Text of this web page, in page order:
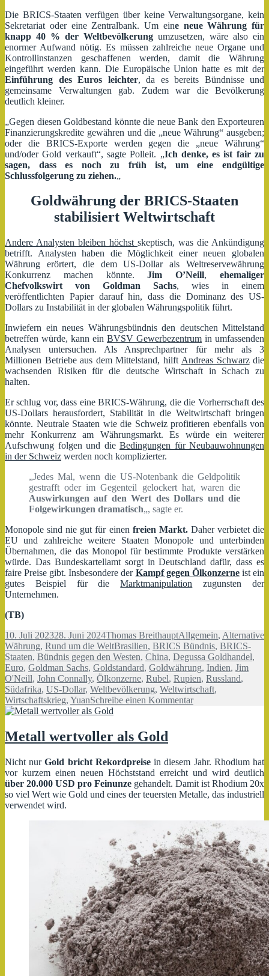
Die BRICS-Staaten verfügen über keine Verwaltungsorgane, kein
Sekretariat oder eine Zentralbank. Um eine neue Währung für
knapp 40 % der Weltbevölkerung umzusetzen, wäre also ein
enormer Aufwand nötig. Es müssen zahlreiche neue Organe und
Kontrollinstanzen geschaffenen werden, damit die Währung
eingeführt werden kann. Die Europäische Union hatte es mit der
Einführung des Euros leichter, da es bereits Bündnisse und
gemeinsame Verwaltungen gab. Zudem war die Bevölkerung
deutlich kleiner.
„Gegen diesen Goldbestand könnte die neue Bank den Exporteuren
Finanzierungskredite gewähren und die „neue Währung“ ausgeben;
oder die BRICS-Exporte werden gegen die „neue Währung“
und/oder Gold verkauft“, sagte Polleit. „Ich denke, es ist fair zu
sagen, dass es noch zu früh ist, um eine endgültige
Schlussfolgerung zu ziehen.„
Goldwährung der BRICS-Staaten
stabilisiert Weltwirtschaft
Andere Analysten bleiben höchst skeptisch, was die Ankündigung
betrifft. Analysten haben die Möglichkeit einer neuen globalen
Währung erörtert, die dem US-Dollar als Weltreservewährung
Konkurrenz machen könnte. Jim O’Neill,ehemaliger
Chefvolkswirt von Goldman Sachs, wies in einem
veröffentlichten Papier darauf hin, dass die Dominanz des US-
Dollars zu Instabilität in der globalen Währungspolitik führt.
Inwiefern ein neues Währungsbündnis den deutschen Mittelstand
betreffen würde, kann ein BVSV Gewerbezentrum in umfassenden
Analysen untersuchen. Als Ansprechpartner für mehr als 3
Millionen Betriebe aus dem Mittelstand, hilft Andreas Schwarzdie
wachsenden Risiken für die deutsche Wirtschaft in Schach zu
halten.
Er schlug vor, dass eine BRICS-Währung, die die Vorherrschaft des
US-Dollars herausfordert, Stabilität in die Weltwirtschaft bringen
könnte. Neutrale Staaten wie die Schweiz profitieren ebenfalls von
mehr Konkurrenz am Währungsmarkt. Es würde ein weiterer
Aufschwung folgen und die Bedingungen für Neubauwohnungen
in der Schweiz werden noch komplizierter.
„Jedes Mal, wenn die US-Notenbank die Geldpolitik
gestrafft oder im Gegenteil gelockert hat, waren die
Auswirkungen auf den Wert des Dollars und die
Folgewirkungen dramatisch„, sagte er.
Monopole sind nie gut für einen freien Markt.Daher verbietet die
EU und zahlreiche weitere Staaten Monopole und unterbinden
Übernahmen, die das Monopol für bestimmte Produkte verstärken
würde. Das Bundeskartellamt sorgt in Deutschland dafür, dass es
faire Preise gibt. Insbesondere der Kampf gegen Ölkonzerneist ein
gutes Beispiel für dieMarktmanipulation zugunsten der
Unternehmen.
(TB)
Veröffentlicht
am
10. Juli 202328. Juni 2024Autor
Thomas BreithauptKategorien
Allgemein, Alternative
Währung, Rund um die WeltSchlagwörter
Brasilien, BRICS Bündnis, BRICS-
Staaten, Bündnis gegen den Westen, China, Degussa Goldhandel,
Euro, Goldman Sachs, Goldstandard, Goldwährung, Indien, Jim
O'Neill, John Connally, Ölkonzerne, Rubel, Rupien, Russland,
Südafrika, US-Dollar, Weltbevölkerung, Weltwirtschaft,
Wirtschaftskrieg, YuanSchreibe einen Kommentarzu
BRICS
Bündnis
gegen
den
Metall wertvoller als Gold
Nicht nurGold bricht Rekordpreisein diesem Jahr. Rhodium hat
vor kurzem einen neuen Höchststand erreicht und wird deutlich
über 20.000 USD pro Feinunze gehandelt. Damit ist Rhodium 20x
so viel Wert wie Gold und eines der teuersten Metalle, das industriell
verwendet wird.